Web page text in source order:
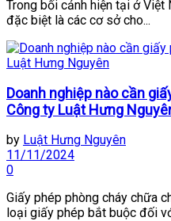
Trong bối cảnh hiện tại ở Việt
đặc biệt là các cơ sở cho...
Doanh nghiệp nào cần
Công ty Luật Hưng
by Luật Hưng Nguyên
11/11/2024
0
Giấy phép phòng cháy chữa
loại giấy phép bắt buộc đối